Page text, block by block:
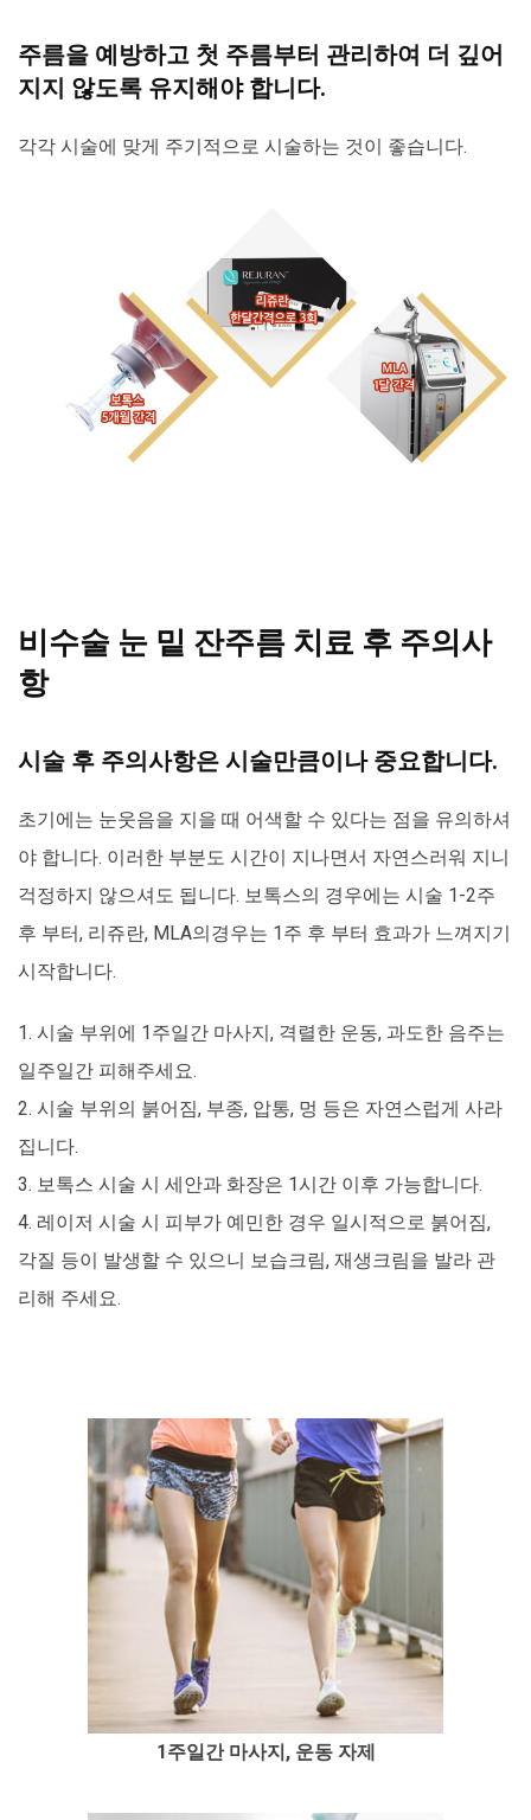
주름을 예방하고 첫 주름부터 관리하여 더 깊어
지지 않도록 유지해야 합니다.
각각 시술에 맞게 주기적으로 시술하는 것이 좋습니다.
비수술 눈 밑 잔주름 치료 후 주의사
항
시술 후 주의사항은 시술만큼이나 중요합니다.
초기에는 눈웃음을 지을 때 어색할 수 있다는 점을 유의하셔
야 합니다. 이러한 부분도 시간이 지나면서 자연스러워 지니
걱정하지 않으셔도 됩니다. 보톡스의 경우에는 시술 1-2주
후 부터, 리쥬란, MLA의경우는 1주 후 부터 효과가 느껴지기
시작합니다.
1. 시술 부위에 1주일간 마사지, 격렬한 운동, 과도한 음주는
일주일간 피해주세요.
2. 시술 부위의 붉어짐, 부종, 압통, 멍 등은 자연스럽게 사라
집니다.
3. 보톡스 시술 시 세안과 화장은 1시간 이후 가능합니다.
4. 레이저 시술 시 피부가 예민한 경우 일시적으로 붉어짐,
각질 등이 발생할 수 있으니 보습크림, 재생크림을 발라 관
리해 주세요.
1주일간 마사지, 운동 자제